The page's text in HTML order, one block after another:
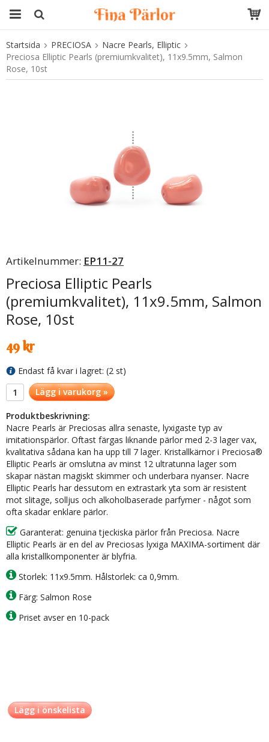
Produkten har blivit tillagd i varukorgen
Startsida PRECIOSA
Nacre Pearls, Elliptic
Preciosa Elliptic Pearls (premiumkvalitet), 11x9.5mm, Salmon
Rose, 10st
Artikelnummer: EP11-27
Preciosa Elliptic Pearls
(premiumkvalitet), 11x9.5mm, Salmon
Rose, 10st
49 kr
Endast få kvar i lagret: (2 st)
Lägg i varukorg »
Produktbeskrivning:
Nacre Pearls är Preciosas allra senaste, lyxigaste typ av
imitationspärlor. Oftast färgas liknande pärlor med 2-3 lager vax,
kvalitativa sådana kan ha upp till 7 lager. Kristallkärnor i Preciosa®
Elliptic Pearls är omslutna av minst 12 ultratunna lager som
skapar nästan magiskt skimmer och underbara nyanser. Nacre
Elliptic Pearls har dessutom en extrastark yta som är resistent
mot slitage, solljus och alkoholbaserade parfymer - något som
ofta skadar enklare pärlor.
Garanterat: genuina tjeckiska pärlor från Preciosa. Nacre
Elliptic Pearls är en del av Preciosas lyxiga MAXIMA-sortiment där
alla kristallkomponenter är blyfria.
Storlek: 11x9.5mm. Hålstorlek: ca 0,9mm.
Färg: Salmon Rose
Priset avser en 10-pack
Lägg i önskelista